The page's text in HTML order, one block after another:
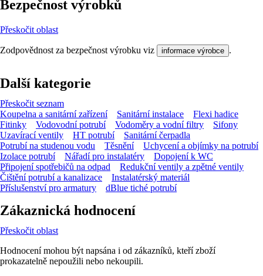
Bezpečnost výrobků
Přeskočit oblast
Zodpovědnost za bezpečnost výrobku viz informace výrobce .
Další kategorie
Přeskočit seznam
Koupelna a sanitární zařízení
Sanitární instalace
Flexi hadice
Fitinky
Vodovodní potrubí Vodoměry a vodní filtry
Sifony
Uzavírací ventily
HT potrubí
Sanitární čerpadla
Potrubí na studenou vodu
Těsnění
Uchycení a objímky na potrubí
Izolace potrubí
Nářadí pro instalatéry
Dopojení k WC
Připojení spotřebičů na odpad
Redukční ventily a zpětné ventily
Čištění potrubí a kanalizace
Instalatérský materiál
Příslušenství pro armatury
dBlue tiché potrubí
Zákaznická hodnocení
Přeskočit oblast
Hodnocení mohou být napsána i od zákazníků, kteří zboží
prokazatelně nepoužili nebo nekoupili.